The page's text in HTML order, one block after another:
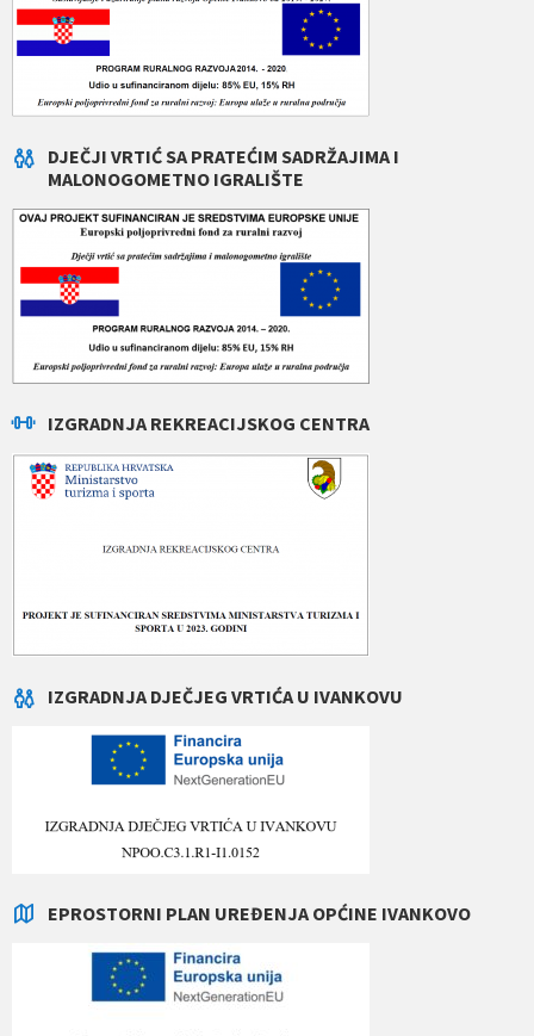
DJEČJI VRTIĆ SA PRATEĆIM SADRŽAJIMA I
MALONOGOMETNO IGRALIŠTE
IZGRADNJA REKREACIJSKOG CENTRA
IZGRADNJA DJEČJEG VRTIĆA U IVANKOVU
EPROSTORNI PLAN UREĐENJA OPĆINE IVANKOVO